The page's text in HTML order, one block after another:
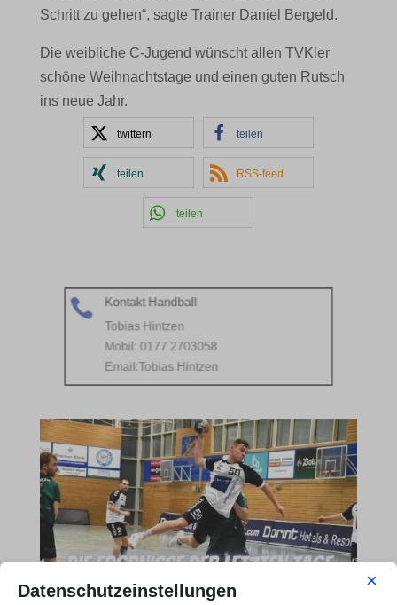
Schritt zu gehen“, sagte Trainer Daniel Bergeld.
Die weibliche C-Jugend wünscht allen TVKler
schöne Weihnachtstage und einen guten Rutsch
ins neue Jahr.
twittern teilen
teilen RSS-feed
teilen

Kontakt Handball
Tobias Hintzen
Mobil: 0177 2703058
Email:Tobias Hintzen
Datenschutzeinstellungen ×